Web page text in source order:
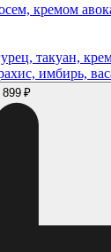
кремом
такуан,
имбирь,
899 ₽